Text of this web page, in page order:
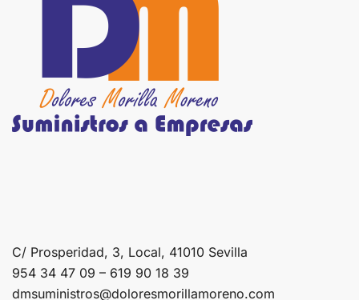
C/ Prosperidad, 3, Local, 41010 Sevilla
954 34 47 09 – 619 90 18 39
dmsuministros@doloresmorillamoreno.com